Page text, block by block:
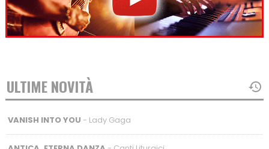
ULTIME NOVITÀ
VANISH INTO YOU - Lady Gaga